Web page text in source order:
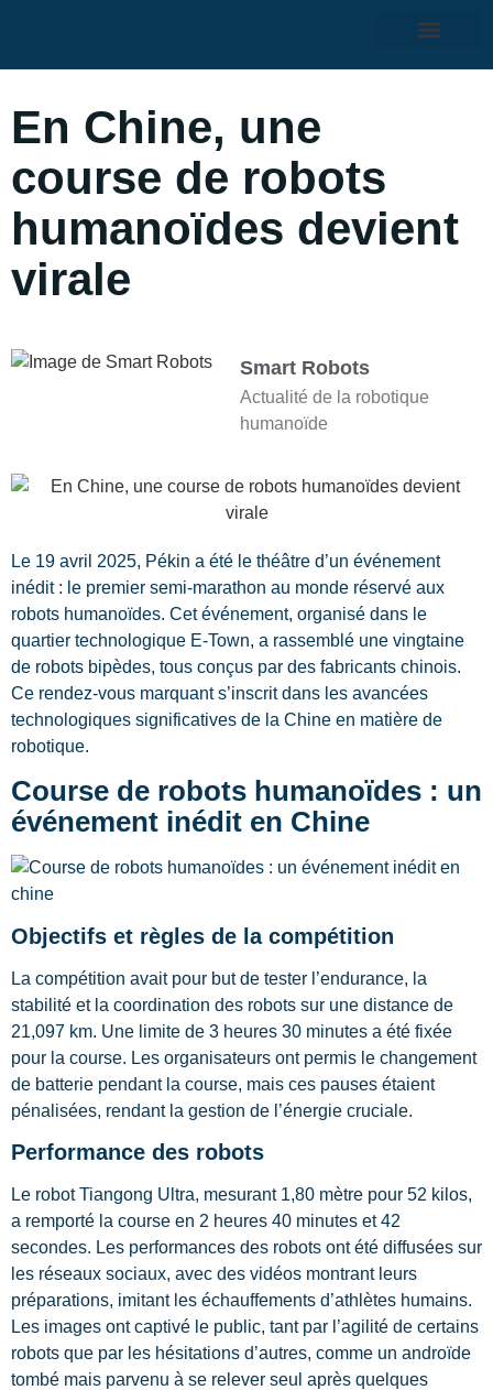
En Chine, une
course de robots
humanoïdes devient
virale
Smart Robots
Actualité de la robotique
humanoïde
Le 19 avril 2025, Pékin a été le théâtre d’un événement
inédit : le premier semi-marathon au monde réservé aux
robots humanoïdes. Cet événement, organisé dans le
quartier technologique E-Town, a rassemblé une vingtaine
de robots bipèdes, tous conçus par des fabricants chinois.
Ce rendez-vous marquant s’inscrit dans les avancées
technologiques significatives de la Chine en matière de
robotique.
Course de robots humanoïdes : un
événement inédit en Chine
Objectifs et règles de la compétition
La compétition avait pour but de tester l’endurance, la
stabilité et la coordination des robots sur une distance de
21,097 km. Une limite de 3 heures 30 minutes a été fixée
pour la course. Les organisateurs ont permis le changement
de batterie pendant la course, mais ces pauses étaient
pénalisées, rendant la gestion de l’énergie cruciale.
Performance des robots
Le robot Tiangong Ultra, mesurant 1,80 mètre pour 52 kilos,
a remporté la course en 2 heures 40 minutes et 42
secondes. Les performances des robots ont été diffusées sur
les réseaux sociaux, avec des vidéos montrant leurs
préparations, imitant les échauffements d’athlètes humains.
Les images ont captivé le public, tant par l’agilité de certains
robots que par les hésitations d’autres, comme un androïde
tombé mais parvenu à se relever seul après quelques